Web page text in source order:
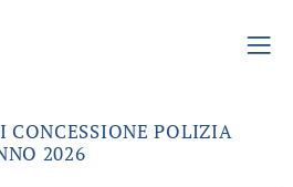
POLIZIA
2026